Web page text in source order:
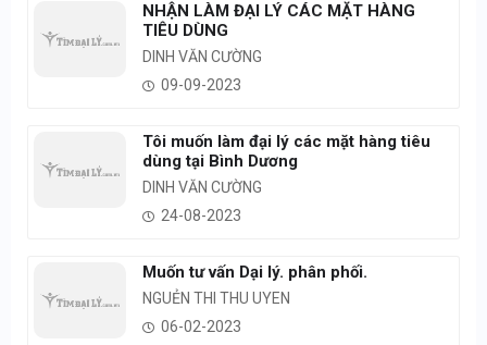
NHẬN LÀM ĐẠI LÝ CÁC MẶT HÀNG
TIÊU DÙNG
DINH VĂN CƯỜNG
09-09-2023
Tôi muốn làm đại lý các mặt hàng tiêu
dùng tại Bình Dương
DINH VĂN CƯỜNG
24-08-2023
Muốn tư vấn Dại lý. phân phối.
NGUẺN THI THU UYEN
06-02-2023